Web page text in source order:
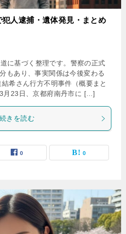
人逮捕・遺体発見・まとめ
に基づく整理です。警察の正式
もあり、事実関係は今後変わる
希さん行方不明事件（概要まと
月23日、京都府南丹市に […]
続きを読む
0 0